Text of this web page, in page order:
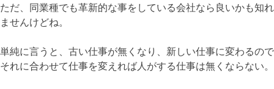
ただ、同業種でも革新的な事をしている会社なら良いかも知れ
ませんけどね。
単純に言うと、古い仕事が無くなり、新しい仕事に変わるので
それに合わせて仕事を変えれば人がする仕事は無くならない。